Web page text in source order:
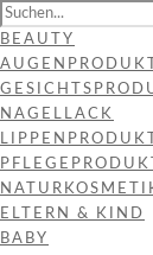
BEAUTY
NAGELLACK
ELTERN & KIND
BABY